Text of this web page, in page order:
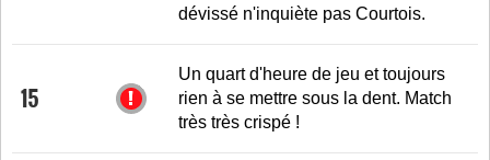
dévissé n'inquiète pas Courtois.
15
Un quart d'heure de jeu et toujours
rien à se mettre sous la dent. Match
très très crispé !